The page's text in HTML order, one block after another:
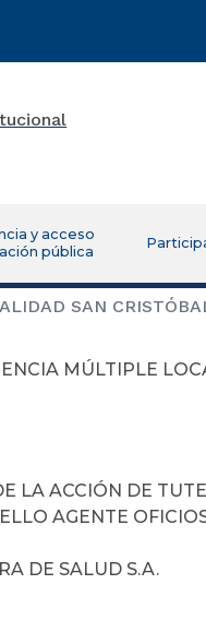
y acceso
pública
SAN
MÚLTIPLE
LA ACCIÓN DE
AGENTE
DE SALUD S.A.